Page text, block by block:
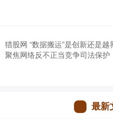
猎股网 “数据搬运”是创新还是
聚焦网络反不正当竞争司法保护
最新